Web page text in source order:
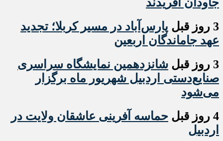
3 روز قبل
پارس‌آباد در مسیر کربلا؛ تجدید
عهد جاماندگان اربعین
3 روز قبل
شانزدهمین نمایشگاه سراسری
صنایع‌دستی اردبیل شهریور ماه برگزار
می‌شود
4 روز قبل
حماسه آفرینی عاشقان ولایت در
اردبیل